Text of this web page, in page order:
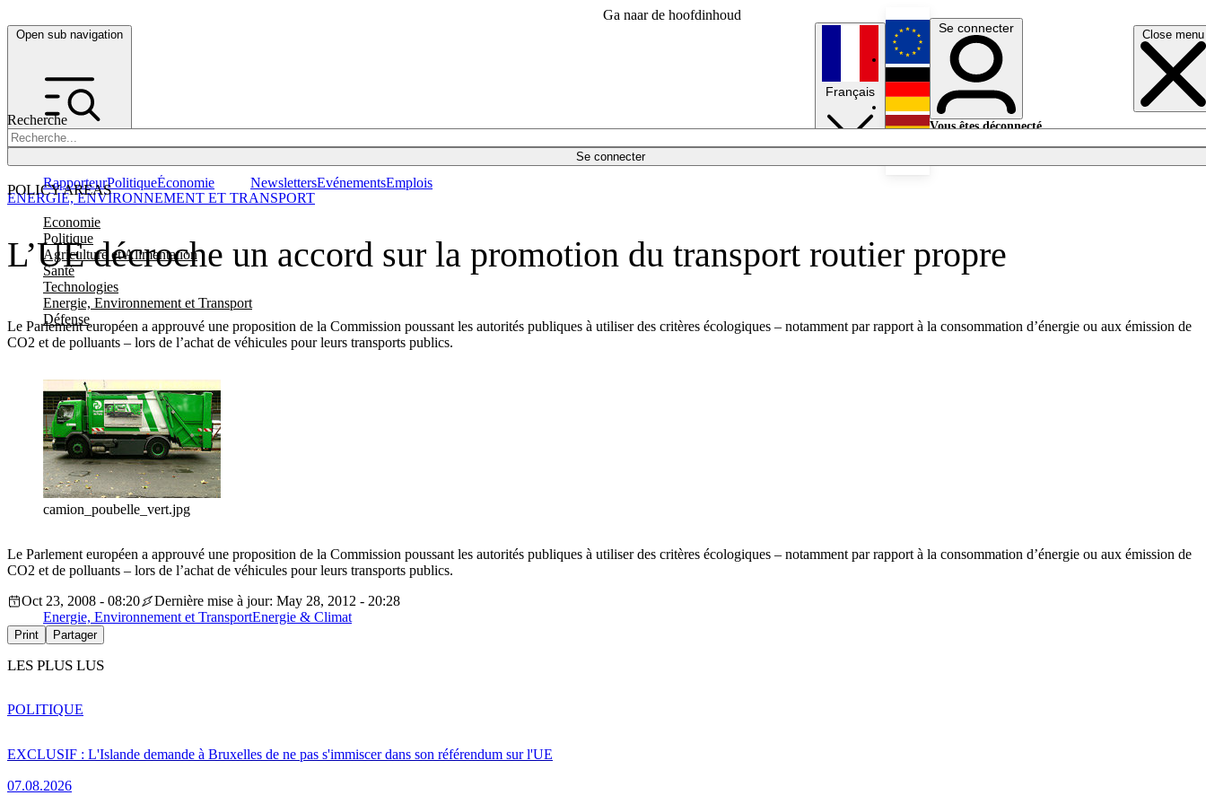
Ga naar de hoofdinhoud
Open sub navigation Close menu
Recherche
Se connecter
POLICY AREAS
Economie
Politique
Agriculture et Alimentation
Santé
Technologies
Energie, Environnement et Transport
Défense
RapporteurPolitiqueÉconomie NewslettersEvénementsEmplois
Français
English
Deutsch
Se connecter
Vous êtes déconnecté.
L’UE décroche un accord sur la promotion du transport routier propre
Le Parlement européen a approuvé une proposition de la Commission poussant les autorités publiques à utiliser des critères écologiques – notamment par rapport à la consommation d’énergie ou aux émission de
CO2 et de polluants – lors de l’achat de véhicules pour leurs transports publics.
ENERGIE, ENVIRONNEMENT ET TRANSPORT
camion_poubelle_vert.jpg
Le Parlement européen a approuvé une proposition de la Commission poussant les autorités publiques à utiliser des critères écologiques – notamment par rapport à la consommation d’énergie ou aux émission de
CO2 et de polluants – lors de l’achat de véhicules pour leurs transports publics.
Oct 23, 2008 - 08:20
Dernière mise à jour: May 28, 2012 - 20:28
Energie, Environnement et TransportEnergie & Climat
Print Partager
LES PLUS LUS
EXCLUSIF : L'Islande demande à Bruxelles de ne pas s'immiscer dans son référendum sur l'UE
07.08.2026
POLITIQUE